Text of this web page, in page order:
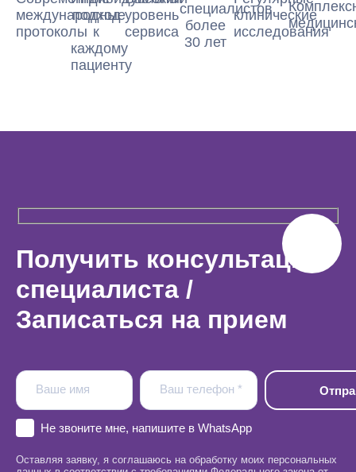
международные
протоколы
подход
к
каждому
пациенту
уровень
сервиса
специалистов
более
30 лет
клинические
исследования
Получить консультацию
специалиста /
Записаться на прием
Ваше имя Ваш телефон *
Не звоните мне, напишите в WhatsApp
Оставляя заявку, я соглашаюсь на обработку моих персональных